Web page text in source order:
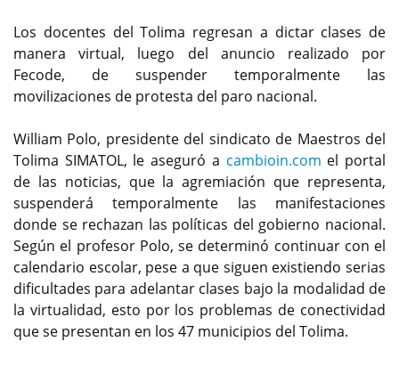
Los docentes del Tolima regresan a dictar clases de
manera virtual, luego del anuncio realizado por
Fecode, de suspender temporalmente las
movilizaciones de protesta del paro nacional.
William Polo, presidente del sindicato de Maestros del
Tolima SIMATOL, le aseguró a cambioin.com el portal
de las noticias, que la agremiación que representa,
suspenderá temporalmente las manifestaciones
donde se rechazan las políticas del gobierno nacional.
Según el profesor Polo, se determinó continuar con el
calendario escolar, pese a que siguen existiendo serias
dificultades para adelantar clases bajo la modalidad de
la virtualidad, esto por los problemas de conectividad
que se presentan en los 47 municipios del Tolima.